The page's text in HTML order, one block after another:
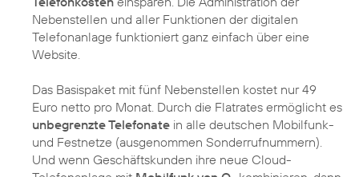
Nebenstellen und aller Funktionen der digitalen
Telefonanlage funktioniert ganz einfach über eine
Website.
Das Basispaket mit fünf Nebenstellen kostet nur 49
Euro netto pro Monat. Durch die Flatrates ermöglicht es
unbegrenzte Telefonate in alle deutschen Mobilfunk-
und Festnetze (ausgenommen Sonderrufnummern).
Und wenn Geschäftskunden ihre neue Cloud-